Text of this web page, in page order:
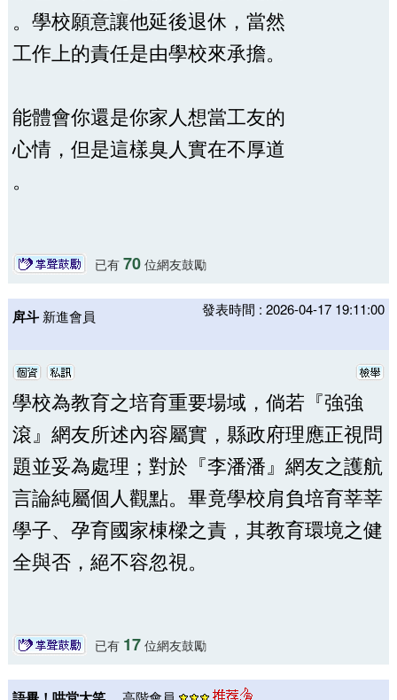
。學校願意讓他延後退休，當然
工作上的責任是由學校來承擔。
能體會你還是你家人想當工友的
心情，但是這樣臭人實在不厚道
。
已有 70位網友鼓勵
戽斗 新進會員 發表時間 : 2026-04-17 19:11:00
學校為教育之培育重要場域，倘若『強強
滾』網友所述內容屬實，縣政府理應正視問
題並妥為處理；對於『李潘潘』網友之護航
言論純屬個人觀點。畢竟學校肩負培育莘莘
學子、孕育國家棟樑之責，其教育環境之健
全與否，絕不容忽視。
已有 17位網友鼓勵